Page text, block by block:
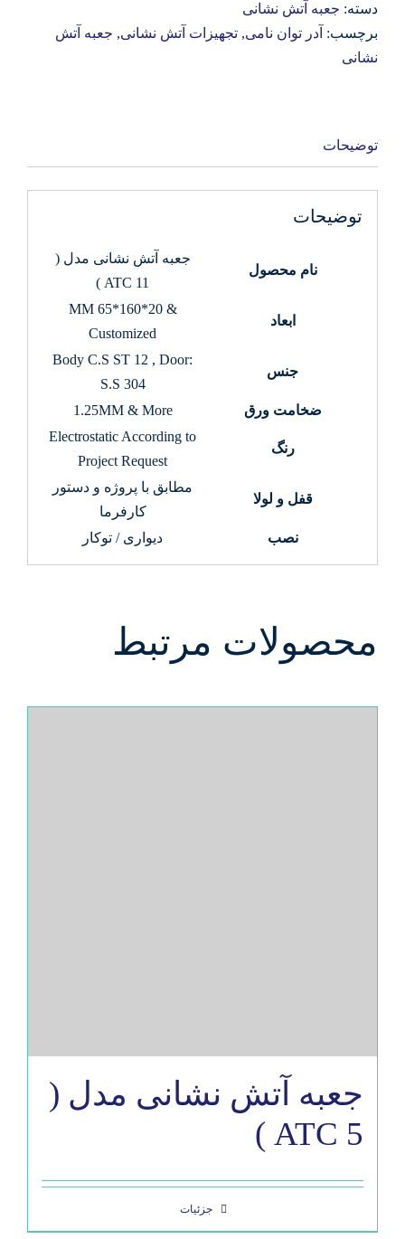
دسته: جعبه آتش نشانی
برچسب: آدر توان نامی, تجهیزات آتش نشانی, جعبه آتش
نشانی
توضیحات
توضیحات
نام محصول
جعبه آتش نشانی مدل (
ATC 11 )
ابعاد
MM 65*160*20 &
Customized
جنس
Body C.S ST 12 , Door:
S.S 304
ضخامت ورق
1.25MM & More
رنگ
Electrostatic According to
Project Request
قفل و لولا
مطابق با پروژه و دستور
کارفرما
نصب
دیواری / توکار
محصولات مرتبط
جعبه آتش نشانی مدل (
ATC 5 )
جزئیات